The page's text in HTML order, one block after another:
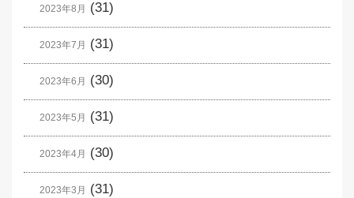
2023年8月 (31)
2023年7月 (31)
2023年6月 (30)
2023年5月 (31)
2023年4月 (30)
2023年3月 (31)